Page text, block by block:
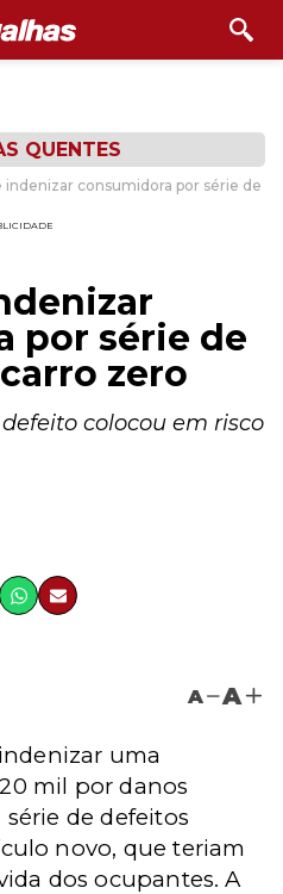
QUENTES
indenizar consumidora por série de
por série de
zero
colocou em risco
A A
uma
mil por danos
de defeitos
novo, que teriam
dos ocupantes. A